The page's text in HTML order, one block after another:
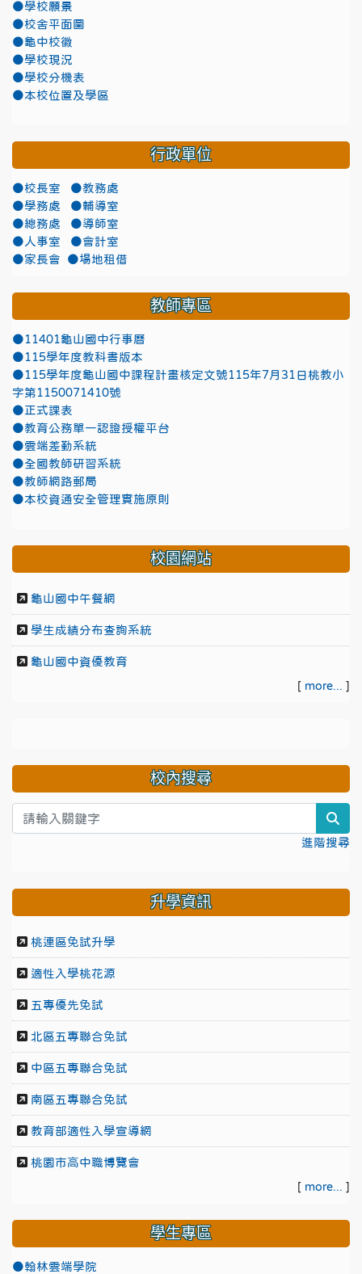
●學校願景
●校舍平面圖
●龜中校徽
●學校現況
●學校分機表
●本校位置及學區
行政單位
●校長室
●教務處
●學務處
●輔導室
●總務處
●導師室
●人事室
●會計室
●家長會
●場地租借
教師專區
●11401龜山國中行事曆
●115學年度教科書版本
●115學年度龜山國中課程計畫核定文號115年7月31日桃教小
字第1150071410號
●正式課表
●教育公務單一認證授權平台
●雲端差勤系統
●全國教師研習系統
●教師網路郵局
●本校資通安全管理實施原則
校園網站
龜山國中午餐網
學生成績分布查詢系統
龜山國中資優教育
[ more... ]
校內搜尋
進階搜尋
升學資訊
桃連區免試升學
適性入學桃花源
五專優先免試
北區五專聯合免試
中區五專聯合免試
南區五專聯合免試
教育部適性入學宣導網
桃園市高中職博覽會
[ more... ]
學生專區
●翰林雲端學院